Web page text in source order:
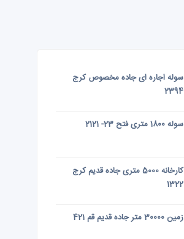
سوله اجاره ای جاده مخصوص کرج
2394
سوله 1800 متری فتح 23- 2121
کارخانه 5000 متری جاده قدیم کرج
1322
زمین 30000 متر جاده قدیم قم 421